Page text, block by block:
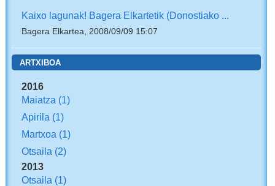
Kaixo lagunak! Bagera Elkartetik (Donostiako ...
Bagera Elkartea, 2008/09/09 15:07
ARTXIBOA
2016
Maiatza (1)
Apirila (1)
Martxoa (1)
Otsaila (2)
2013
Otsaila (1)